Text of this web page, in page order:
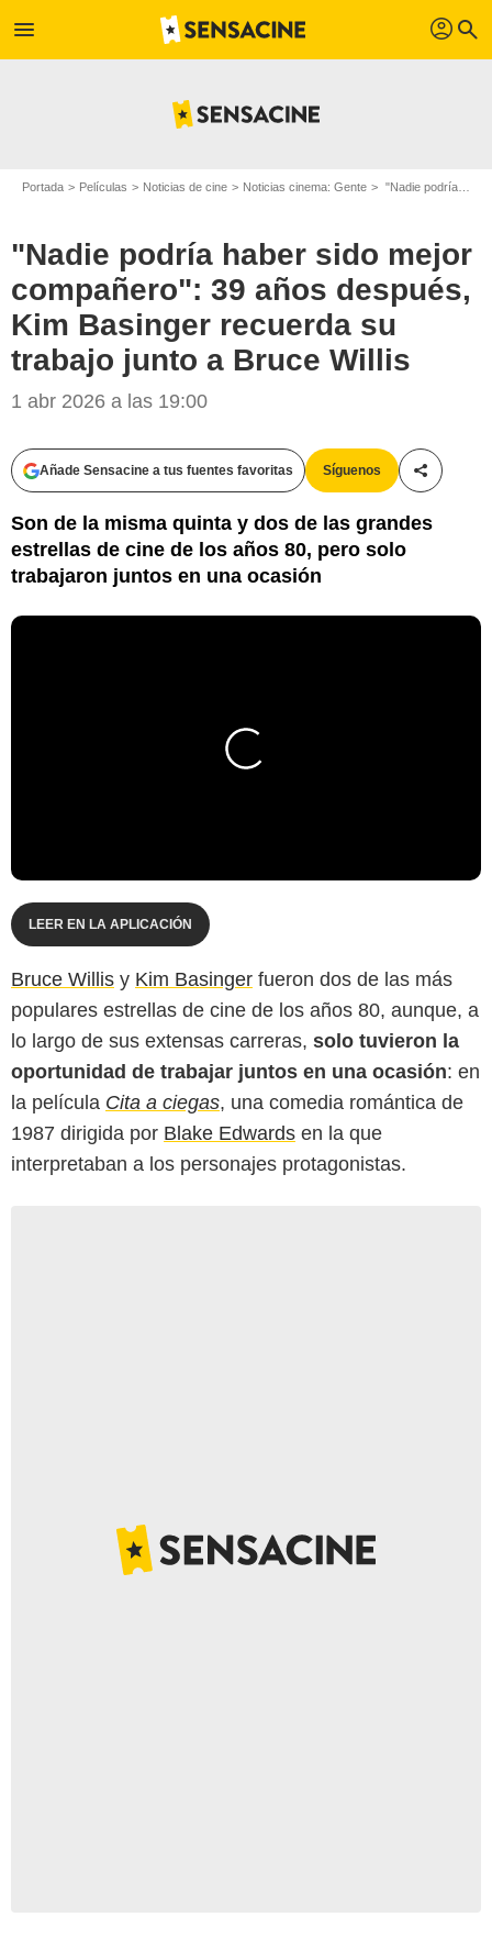
menu profil search
Portada Películas Noticias de cine Noticias cinema: Gente "Nadie podría haber sido mejor compañero": 39 años después, Kim Basinger recuerda su trabajo junto a Bruce Willis
"Nadie podría haber sido mejor
compañero": 39 años después,
Kim Basinger recuerda su
trabajo junto a Bruce Willis
1 abr 2026 a las 19:00
Añade Sensacine a tus fuentes favoritas Síguenos
Son de la misma quinta y dos de las grandes
estrellas de cine de los años 80, pero solo
trabajaron juntos en una ocasión
LEER EN LA APLICACIÓN
Bruce Willis y Kim Basinger fueron dos de las más
populares estrellas de cine de los años 80, aunque, a
lo largo de sus extensas carreras, solo tuvieron la
oportunidad de trabajar juntos en una ocasión: en
la película Cita a ciegas, una comedia romántica de
1987 dirigida por Blake Edwards en la que
interpretaban a los personajes protagonistas.